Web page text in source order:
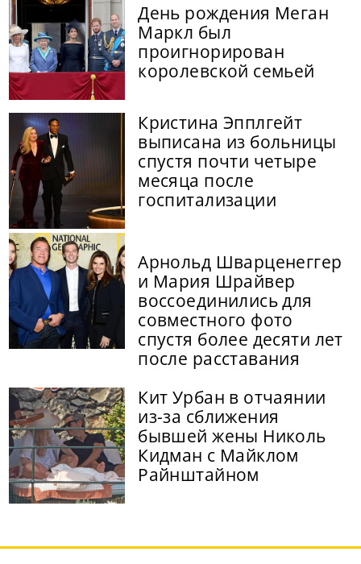
День рождения Меган
Маркл был
проигнорирован
королевской семьей
Кристина Эпплгейт
выписана из больницы
спустя почти четыре
месяца после
госпитализации
Арнольд Шварценеггер
и Мария Шрайвер
воссоединились для
совместного фото
спустя более десяти лет
после расставания
Кит Урбан в отчаянии
из-за сближения
бывшей жены Николь
Кидман с Майклом
Райнштайном